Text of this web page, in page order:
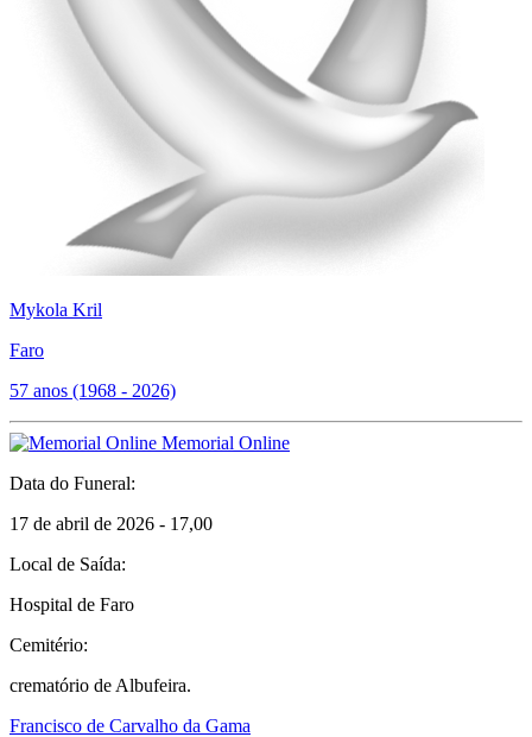
Mykola Kril
Faro
57 anos (1968 - 2026)
Memorial Online
Data do Funeral:
17 de abril de 2026 - 17,00
Local de Saída:
Hospital de Faro
Cemitério:
crematório de Albufeira.
Francisco de Carvalho da Gama